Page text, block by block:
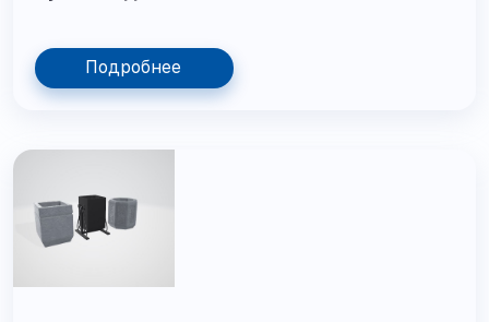
Подробнее